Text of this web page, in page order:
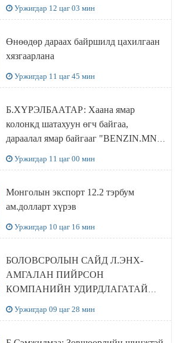
Уржигдар 12 цаг 03 мин
Өнөөдөр дараах байршилд цахилгаан
хязгаарлана
Уржигдар 11 цаг 45 мин
Б.ХҮРЭЛБААТАР: Хаана ямар
колонкд шатахуун өгч байгаа,
дараалал ямар байгааг "BENZIN.MN”
Уржигдар 11 цаг 00 мин
Монголын экспорт 12.2 тэрбум
ам.долларт хүрэв
Уржигдар 10 цаг 16 мин
БОЛОВСРОЛЫН САЙД Л.ЭНХ-
АМГАЛАН ПИЙРСОН
КОМПАНИЙН УДИРДЛАГАТАЙ
Уржигдар 09 цаг 28 мин